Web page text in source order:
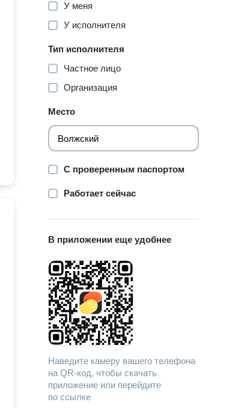
У меня
У исполнителя
Тип исполнителя
Частное лицо
Организация
Место
С проверенным паспортом
Работает сейчас
В приложении еще удобнее
Наведите камеру вашего телефона
на QR-код, чтобы скачать
приложение или перейдите
по ссылке